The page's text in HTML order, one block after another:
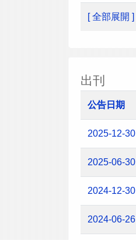
[ 全部展開 ]
出刊
公告日期
2025-12-30
2025-06-30
2024-12-30
2024-06-26